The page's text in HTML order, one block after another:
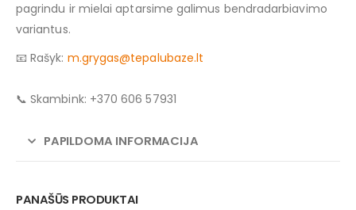
pagrindu ir mielai aptarsime galimus bendradarbiavimo
variantus.
📧 Rašyk: m.grygas@tepalubaze.lt
📞 Skambink: +370 606 57931
PAPILDOMA INFORMACIJA
PANAŠŪS PRODUKTAI